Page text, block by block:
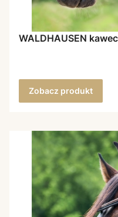
WALDHAUSEN
Zobacz produkt